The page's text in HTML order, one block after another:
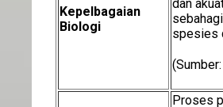
Kepelbagaian
Biologi
dan
spesies
Proses